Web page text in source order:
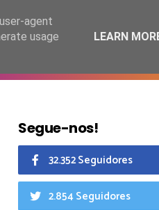
CALENDÁRIO
Segue-nos!
32.352 Seguidores
2.854 Seguidores
agent
usage
LEARN